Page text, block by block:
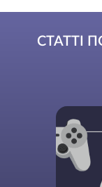
СТАТТІ